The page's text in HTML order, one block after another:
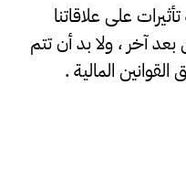
على علاقاتنا
آخر ، ولا بد أن تتم
المالية .